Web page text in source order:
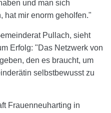
und man sich
hat mir enorm geholfen."
Pullach, sieht
Erfolg: "Das Netzwerk von
den es braucht, um
selbstbewusst zu
Frauenneuharting in